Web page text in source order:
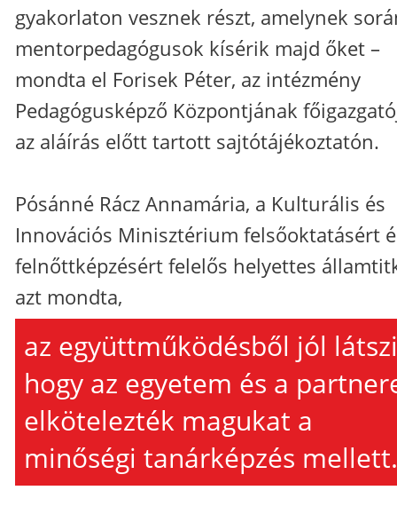
gyakorlaton vesznek részt, amelynek
mentorpedagógusok kísérik majd őket –
mondta el Forisek Péter, az intézmény
Pedagógusképző Központjának
az aláírás előtt tartott sajtótájékoztatón.
Pósánné Rácz Annamária, a Kulturális és
Innovációs Minisztérium felsőoktatásért
felnőttképzésért felelős helyettes
azt mondta,
az együttműködésből jól
hogy az egyetem és a
elkötelezték magukat a
minőségi tanárképzés mellett.